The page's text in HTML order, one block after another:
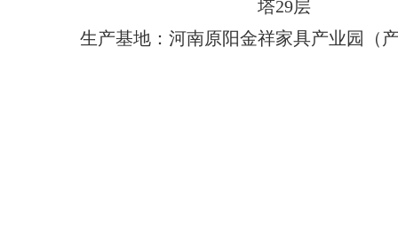
塔29层
生产基地：河南原阳金祥家具产业园（